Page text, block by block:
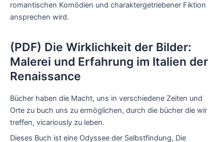
romantischen Komödien und charaktergetriebener Fiktion
ansprechen wird.
(PDF) Die Wirklichkeit der Bilder:
Malerei und Erfahrung im Italien der
Renaissance
Bücher haben die Macht, uns in verschiedene Zeiten und
Orte zu buch uns zu ermöglichen, durch die bücher die wir
treffen, vicariously zu leben.
Dieses Buch ist eine Odyssee der Selbstfindung, Die